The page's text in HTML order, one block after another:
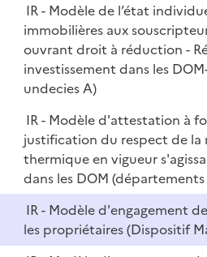
IR - Modèle de l’état
immobilières aux
ouvrant droit à réduction -
investissement dans les
undecies A)
IR - Modèle d'attestation à
justification du respect de la
thermique en vigueur
dans les DOM
IR - Modèle d'engagement
les propriétaires (Dispositif